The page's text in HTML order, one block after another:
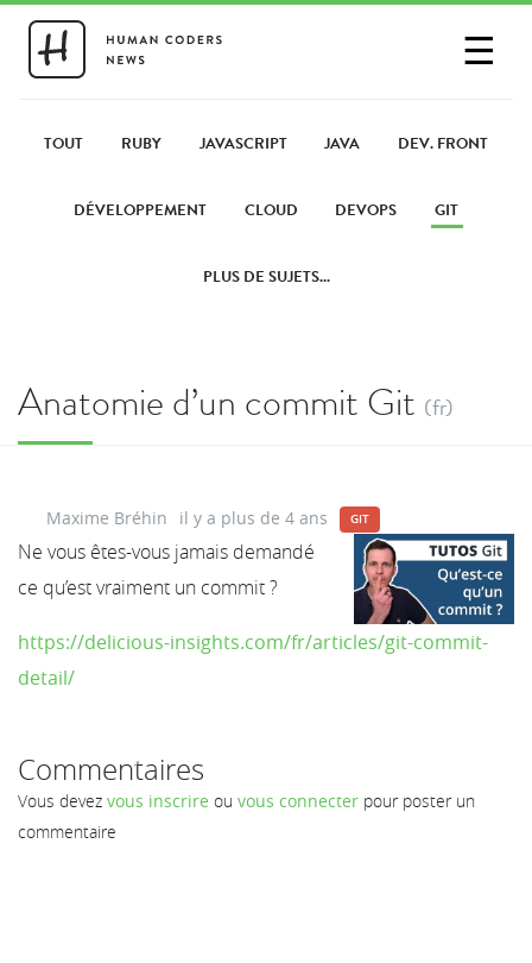
☰
PARTAGER UN LIEN
TOUT RUBY JAVASCRIPT JAVA DEV. FRONT
DÉVELOPPEMENT CLOUD DEVOPS GIT
PLUS DE SUJETS...
Anatomie d’un commit Git (fr)
Maxime Bréhin il y a plus de 4 ans GIT
Ne vous êtes-vous jamais demandé
ce qu’est vraiment un commit ?
https://delicious-insights.com/fr/articles/git-commit-
detail/
Commentaires
Vous devez vous inscrire ou vous connecter pour poster un
commentaire